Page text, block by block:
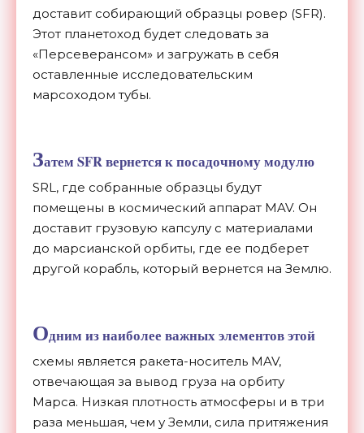
доставит собирающий образцы ровер (SFR).
Этот планетоход будет следовать за
«Персеверансом» и загружать в себя
оставленные исследовательским
марсоходом тубы.
Затем SFR вернется к посадочному модулю
SRL, где собранные образцы будут
помещены в космический аппарат MAV. Он
доставит грузовую капсулу с материалами
до марсианской орбиты, где ее подберет
другой корабль, который вернется на Землю.
Одним из наиболее важных элементов этой
схемы является ракета-носитель MAV,
отвечающая за вывод груза на орбиту
Марса. Низкая плотность атмосферы и в три
раза меньшая, чем у Земли, сила притяжения